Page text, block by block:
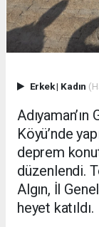
Erkek| Kadın
Köyü’nde
deprem
düzenlendi.
Algın, İl
heyet katıldı.